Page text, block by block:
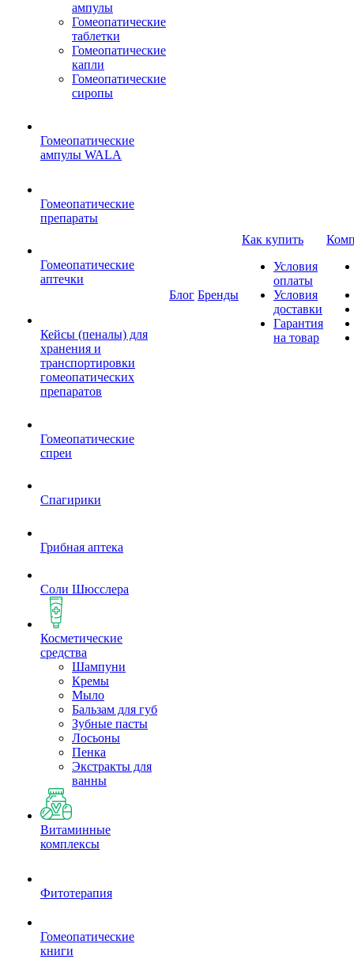
ампулы
Гомеопатические
таблетки
Гомеопатические
капли
Гомеопатические
сиропы
Гомеопатические
ампулы WALA
Гомеопатические
препараты
Гомеопатические
аптечки
Кейсы (пеналы) для
хранения и
транспортировки
гомеопатических
препаратов
Гомеопатические
спреи
Спагирики
Грибная аптека
Соли Шюсслера
Косметические
средства
Шампуни
Кремы
Мыло
Бальзам для губ
Зубные пасты
Лосьоны
Пенка
Экстракты для
ванны
Витаминные
комплексы
Фитотерапия
Гомеопатические
книги
Блог Бренды
Как купить
Условия
оплаты
Условия
доставки
Гарантия
на товар